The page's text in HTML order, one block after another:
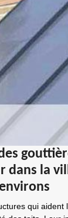
dans la
qui aident